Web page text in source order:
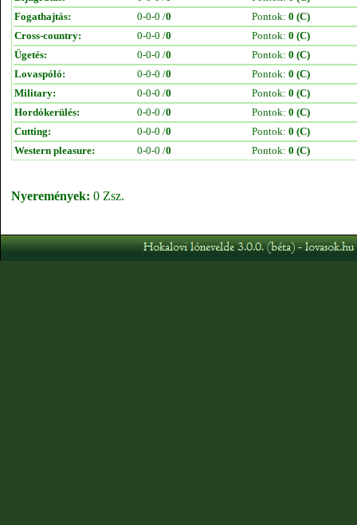
Fogathajtás:
0-0-0 /0 Pontok: 0 (C)
Cross-country:
0-0-0 /0 Pontok: 0 (C)
Ügetés:
0-0-0 /0 Pontok: 0 (C)
Lovaspóló:
0-0-0 /0 Pontok: 0 (C)
Military:
0-0-0 /0 Pontok: 0 (C)
Hordókerülés:
0-0-0 /0 Pontok: 0 (C)
Cutting:
0-0-0 /0 Pontok: 0 (C)
Western pleasure:
0-0-0 /0 Pontok: 0 (C)
Nyeremények: 0 Zsz.